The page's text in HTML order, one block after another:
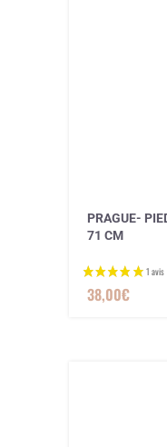
PRAGUE-
71 CM
38,00€